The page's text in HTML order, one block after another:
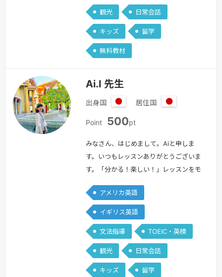
クお話しするのが好きな人は話すだけで
も練習になります。また苦手でもこちら
から質問たくさんするので大丈夫です…
続きを見る »
観光 日常会話
キッズ 留学
無料教材
Ai.I 先生
出身国
本
居住国
Point 500pt
みなさん、はじめまして。Aiと申しま
す。いつもレッスンありがとうございま
す。「分かる！楽しい！」レッスンをモ
レッスンをしていきたいと思います。大
学在学中は１年間ロンドンに留学し、英
語を学びました。何も話せない状態から
いきなりの留学。「話せなくて悔し
い！」体験をたくさんしました。「分か
らなくて悔しい」を「分かる！楽し
い！」に変えられるよう一緒に学習して
アメリカ英語
イギリス英語
文法指導 TOEIC・英検
観光 日常会話
キッズ 留学